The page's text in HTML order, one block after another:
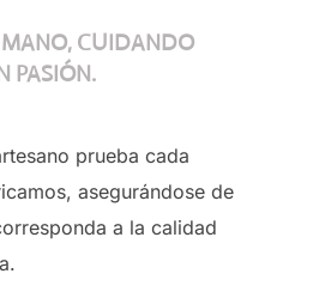
CUIDANDO
PASIÓN.
prueba cada
asegurándose de
a la calidad